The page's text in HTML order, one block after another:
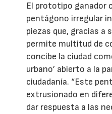
El prototipo ganador
pentágono irregular
piezas que, gracias a
permite multitud de
concibe la ciudad
urbano’ abierto a la
ciudadanía. “Este
extrusionado en
dar respuesta a las